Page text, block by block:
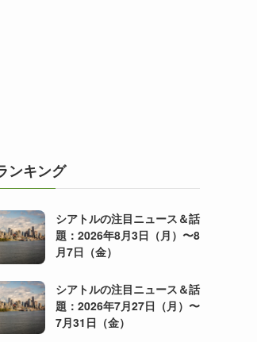
ンキング
シアトルの注目ニュース＆話
題：2026年8月3日（月）〜8
月7日（金）
シアトルの注目ニュース＆話
題：2026年7月27日（月）〜
7月31日（金）